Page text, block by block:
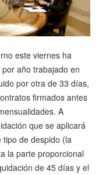
este viernes ha
año trabajado en
por otra de 33 días,
firmados antes
A
que se aplicará
tipo de despido (la
la parte proporcional
de 45 días y el